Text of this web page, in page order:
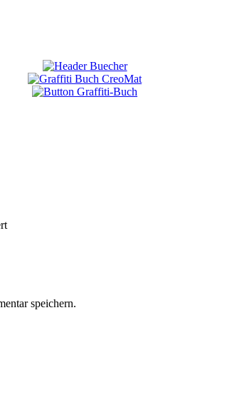
speichern.